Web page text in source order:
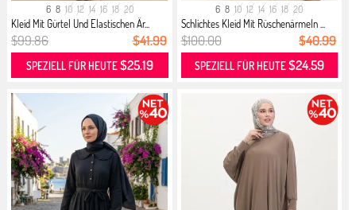
6 8 10 12 14 16 18 20
Kleid Mit Gürtel Und Elastischen Är...
$99.86 $41.99
SPEZIELL FÜR HEUTE$25.19
6 8 10 12 14 16 18 20
Schlichtes Kleid Mit Rüschenärmeln ...
$100.00 $40.99
SPEZIELL FÜR HEUTE$24.59